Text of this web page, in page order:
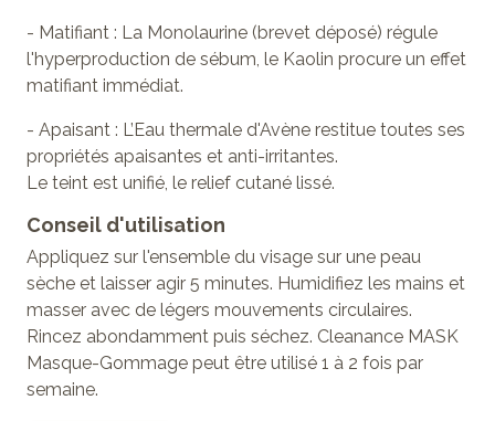
- Matifiant : La Monolaurine (brevet déposé) régule
l'hyperproduction de sébum, le Kaolin procure un effet
matifiant immédiat.
- Apaisant : L’Eau thermale d'Avène restitue toutes ses
propriétés apaisantes et anti-irritantes.
Le teint est unifié, le relief cutané lissé.
Conseil d'utilisation
Appliquez sur l'ensemble du visage sur une peau
sèche et laisser agir 5 minutes. Humidifiez les mains et
masser avec de légers mouvements circulaires.
Rincez abondamment puis séchez. Cleanance MASK
Masque-Gommage peut être utilisé 1 à 2 fois par
semaine.